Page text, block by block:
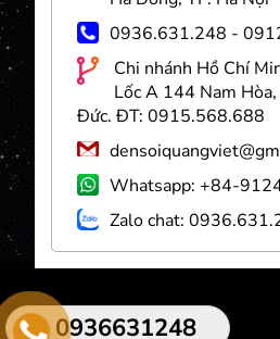
0936631248
trí
0936.631.248 -
Chi nhánh Hồ Chí
Lốc A 144 Nam
Đức. ĐT: 0915.568.688
Whatsapp: +84-
Zalo chat: